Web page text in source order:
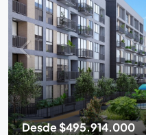
Desde$495.914.000